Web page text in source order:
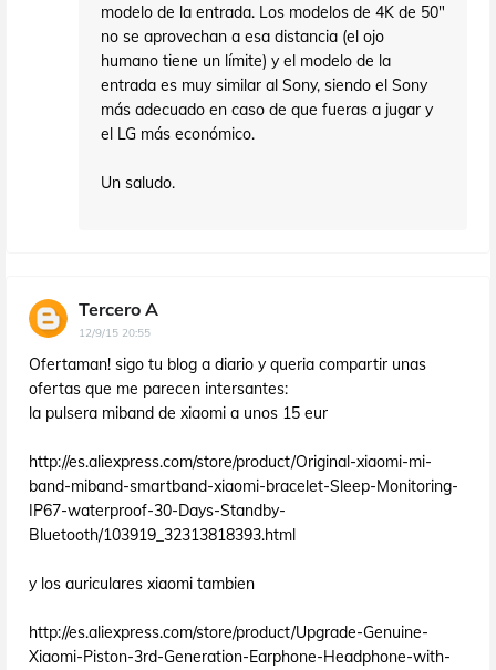
modelo de la entrada. Los modelos de 4K de 50"
no se aprovechan a esa distancia (el ojo
humano tiene un límite) y el modelo de la
entrada es muy similar al Sony, siendo el Sony
más adecuado en caso de que fueras a jugar y
el LG más económico.
Un saludo.
Tercero A
12/9/15 20:55
Ofertaman! sigo tu blog a diario y queria compartir unas
ofertas que me parecen intersantes:
la pulsera miband de xiaomi a unos 15 eur
http://es.aliexpress.com/store/product/Original-xiaomi-mi-
band-miband-smartband-xiaomi-bracelet-Sleep-Monitoring-
IP67-waterproof-30-Days-Standby-
Bluetooth/103919_32313818393.html
y los auriculares xiaomi tambien
http://es.aliexpress.com/store/product/Upgrade-Genuine-
Xiaomi-Piston-3rd-Generation-Earphone-Headphone-with-